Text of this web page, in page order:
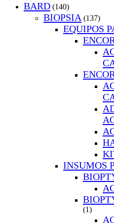
BARD (140)
BIOPSIA (137)
EQUIPOS
INSUMOS
(1)